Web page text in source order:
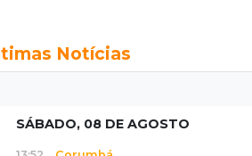
Notícias
SÁBADO, 08 DE AGOSTO